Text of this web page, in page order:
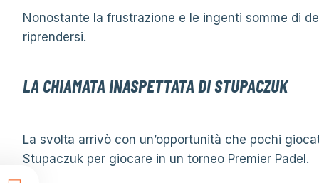
Nonostante la frustrazione e le ingenti somme di
riprendersi.
LA CHIAMATA INASPETTATA DI STUPACZUK
La svolta arrivò con un’opportunità che pochi
Stupaczuk per giocare in un torneo Premier Padel.